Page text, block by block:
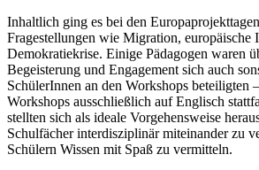
Inhaltlich ging es bei den
Fragestellungen wie Migration, europäische
Demokratiekrise. Einige Pädagogen waren
Begeisterung und Engagement sich auch
SchülerInnen an den Workshops beteiligten
Workshops ausschließlich auf Englisch
stellten sich als ideale Vorgehensweise
Schulfächer interdisziplinär miteinander zu
Schülern Wissen mit Spaß zu vermitteln.